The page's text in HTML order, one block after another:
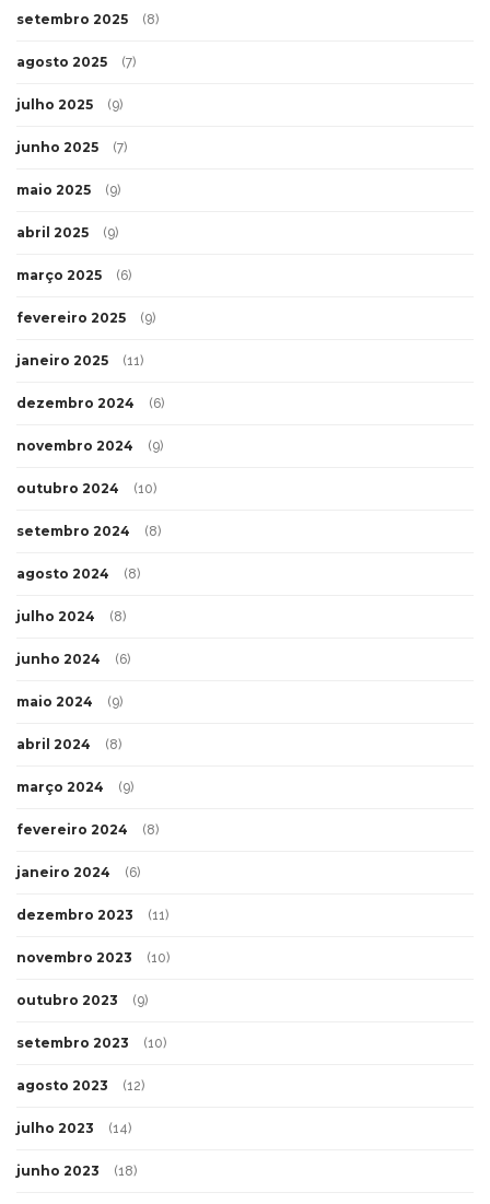
setembro 2025 (8)
agosto 2025 (7)
julho 2025 (9)
junho 2025 (7)
maio 2025 (9)
abril 2025 (9)
março 2025 (6)
fevereiro 2025 (9)
janeiro 2025 (11)
dezembro 2024 (6)
novembro 2024 (9)
outubro 2024 (10)
setembro 2024 (8)
agosto 2024 (8)
julho 2024 (8)
junho 2024 (6)
maio 2024 (9)
abril 2024 (8)
março 2024 (9)
fevereiro 2024 (8)
janeiro 2024 (6)
dezembro 2023 (11)
novembro 2023 (10)
outubro 2023 (9)
setembro 2023 (10)
agosto 2023 (12)
julho 2023 (14)
junho 2023 (18)